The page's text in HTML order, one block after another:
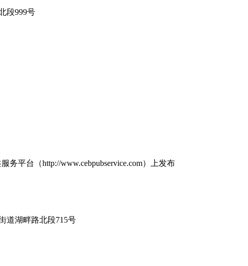
段999号
务平台（http://www.cebpubservice.com）上发布
道湖畔路北段715号